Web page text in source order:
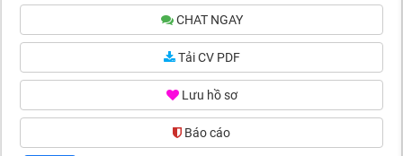
CHAT NGAY
Tải CV PDF
Lưu hồ sơ
Báo cáo(0)